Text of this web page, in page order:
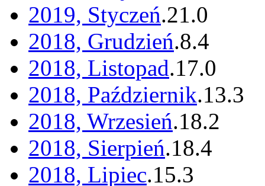
2019, Styczeń.21.0
2018, Grudzień.8.4
2018, Listopad.17.0
2018, Październik.13.3
2018, Wrzesień.18.2
2018, Sierpień.18.4
2018, Lipiec.15.3